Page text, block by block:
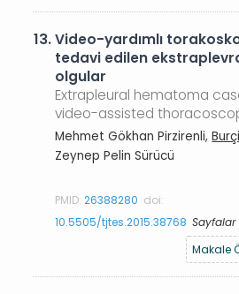
13.Video-yardımlı
tedavi edilen
olgular
Extrapleural hematoma
video-assisted
Mehmet Gökhan Pirzirenli,
Zeynep Pelin Sürücü
PMID:26388280 doi:
10.5505/tjtes.2015.38768
Makale